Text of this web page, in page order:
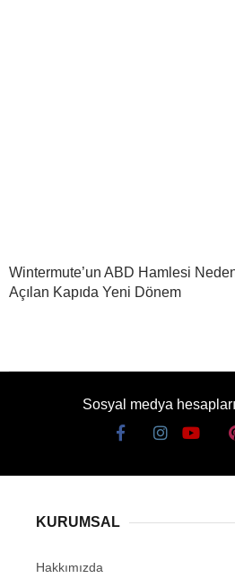
Wintermute’un ABD Hamlesi
Açılan Kapıda Yeni Dönem
Sosyal medya
KURUMSAL
Hakkımızda